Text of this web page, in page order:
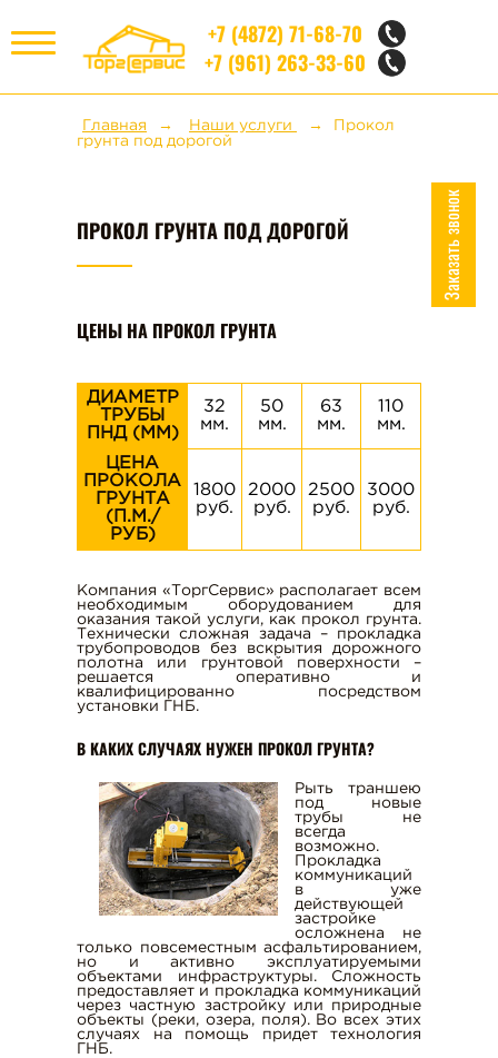
МЕНЮ
КИРПИЧ
НАШИ УСЛУГИ
СТРОИТЕЛЬСТВО ДОРОГ
ДОРОЖНЫЕ РАБОТЫ
РЕМОНТ И СОДЕРЖАНИЕ ДОРОГ
УКЛАДКА АСФАЛЬТА
БЛАГОУСТРОЙСТВО
АВТОМОБИЛЬНЫХ ДОРОГ
БЛАГОУСТРОЙСТВО ТРАСС
ОЗЕЛЕНЕНИЕ ГОРОДА
ОЗЕЛЕНЕНИЕ ТЕРРИТОРИИ
ВСКРЫША КОТЛОВАНА
ВСКРЫШНЫЕ РАБОТЫ
УСЛУГИ ПО УБОРКЕ ТЕРРИТОРИИ
АРЕНДА ЯМОБУРА
АРЕНДА КОХЕРА
АРЕНДА АВТОВЫШКИ
БУРЕНИЕ СКВАЖИН
+7 (4872) 71-68-70
+7 (961) 263-33-60
Главная Наши услуги
Прокол
грунта под дорогой
ПРОКОЛ ГРУНТА ПОД ДОРОГОЙ
ЦЕНЫ НА ПРОКОЛ ГРУНТА
ДИАМЕТР
ТРУБЫ
ПНД (ММ)
32
мм.
50
мм.
63
мм.
110
мм.
ЦЕНА
ПРОКОЛА
ГРУНТА
(П.М./
РУБ)
1800
руб.
2000
руб.
2500
руб.
3000
руб.
Компания «ТоргСервис» располагает всем
необходимым оборудованием для
оказания такой услуги, как прокол грунта.
Технически сложная задача – прокладка
трубопроводов без вскрытия дорожного
полотна или грунтовой поверхности –
решается оперативно и
квалифицированно посредством
установки ГНБ.
В КАКИХ СЛУЧАЯХ НУЖЕН ПРОКОЛ ГРУНТА?
Рыть траншею
под новые
трубы не
всегда
возможно.
Прокладка
коммуникаций
в уже
действующей
застройке
осложнена не
только повсеместным асфальтированием,
но и активно эксплуатируемыми
объектами инфраструктуры. Сложность
предоставляет и прокладка коммуникаций
через частную застройку или природные
объекты (реки, озера, поля). Во всех этих
случаях на помощь придет технология
ГНБ.
Заказать звонок